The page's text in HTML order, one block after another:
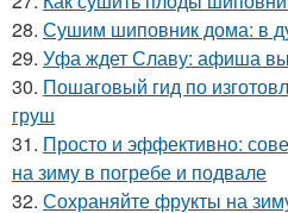
28. Сушим шиповник дома: в
29. Уфа ждет Славу: афиша
30. Пошаговый гид по
груш
31. Просто и эффективно:
на зиму в погребе и подвале
32. Сохраняйте фрукты на